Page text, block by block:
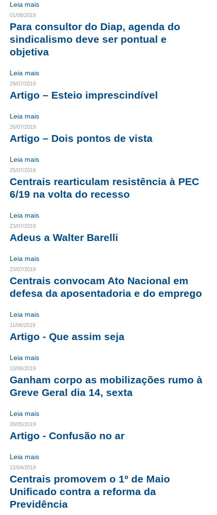
TRANSPARÊNCIA
JURÍDICO
CONSULTORIA
ACORDOS, CONVENÇÕES E DISSÍDIOS
CONTRIBUIÇÕES
CONTRIBUIÇÃO ASSISTENCIAL
CONTRIBUIÇÃO ASSOCIATIVA OU ANUIDADE DE SÓCIO
CONTRIBUIÇÃO SINDICAL URBANA
REVISÃO DE APOSENTADORIA
FGTS EXPURGOS
FGTS CORREÇÃO
LEGISLAÇÃO
LEI 4.950-A/1966 – PISO SALARIAL
LEI 5.194/1966 – REGULAMENTAÇÃO DA PROFISSÃO
LEI 6.496/1977 – ART
RES 1.002/2002 – CÓDIGO DE ÉTICA
HOMOLOGAÇÕES
PISO SALARIAL
FIQUE POR DENTRO
OPORTUNIDADES
APRESENTAÇÃO
EMPREGO E ESTÁGIO
CARREIRA
AUTÔNOMOS E SERVIÇOS
NEWSLETTER
Leia mais
01/08/2019
Para consultor do Diap, agenda do
sindicalismo deve ser pontual e
objetiva
Leia mais
29/07/2019
Artigo – Esteio imprescindível
Leia mais
26/07/2019
Artigo – Dois pontos de vista
Leia mais
25/07/2019
Centrais rearticulam resistência à PEC
6/19 na volta do recesso
Leia mais
23/07/2019
Adeus a Walter Barelli
Leia mais
23/07/2019
Centrais convocam Ato Nacional em
defesa da aposentadoria e do emprego
Leia mais
11/06/2019
Artigo - Que assim seja
Leia mais
10/06/2019
Ganham corpo as mobilizações rumo à
Greve Geral dia 14, sexta
Leia mais
20/05/2019
Artigo - Confusão no ar
Leia mais
12/04/2019
Centrais promovem o 1º de Maio
Unificado contra a reforma da
Previdência